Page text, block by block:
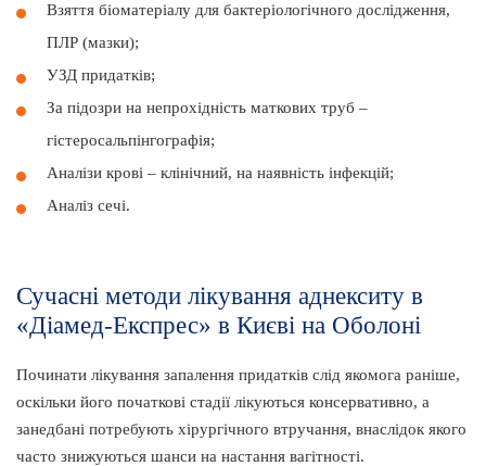
Взяття біоматеріалу для бактеріологічного дослідження,
ПЛР (мазки);
УЗД придатків;
За підозри на непрохідність маткових труб –
гістеросальпінгографія;
Аналізи крові – клінічний, на наявність інфекцій;
Аналіз сечі.
Сучасні методи лікування аднекситу в
«Діамед-Експрес» в Києві на Оболоні
Починати лікування запалення придатків слід якомога раніше,
оскільки його початкові стадії лікуються консервативно, а
занедбані потребують хірургічного втручання, внаслідок якого
часто знижуються шанси на настання вагітності.